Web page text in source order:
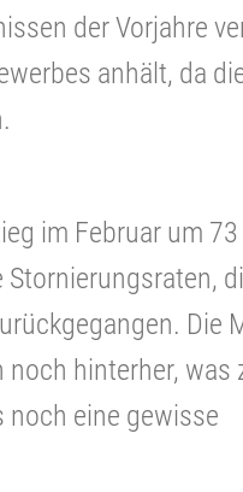
der Vorjahre
anhält, da
im Februar um 73
Die
noch hinterher, was
eine gewisse